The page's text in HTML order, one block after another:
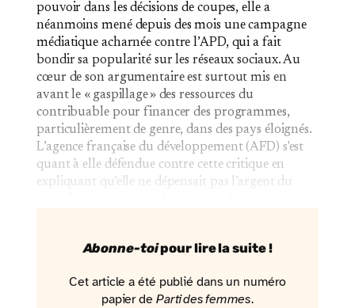
pouvoir dans les décisions de coupes, elle a
néanmoins mené depuis des mois une campagne
médiatique acharnée contre l’APD, qui a fait
bondir sa popularité sur les réseaux sociaux. Au
cœur de son argumentaire est surtout mis en
avant le « gaspillage » des ressources du
contribuable pour financer des programmes,
particulièrement de genre, dans des pays éloignés.
L’agence française du développement (AFD) s'est
quant à elle défendue contre cette critique en
expliquant qu’elle ne dépensait pas l’argent du
Abonne-toipour lire la suite !
Cet article a été publié dans un numéro
papier deParti des femmes.